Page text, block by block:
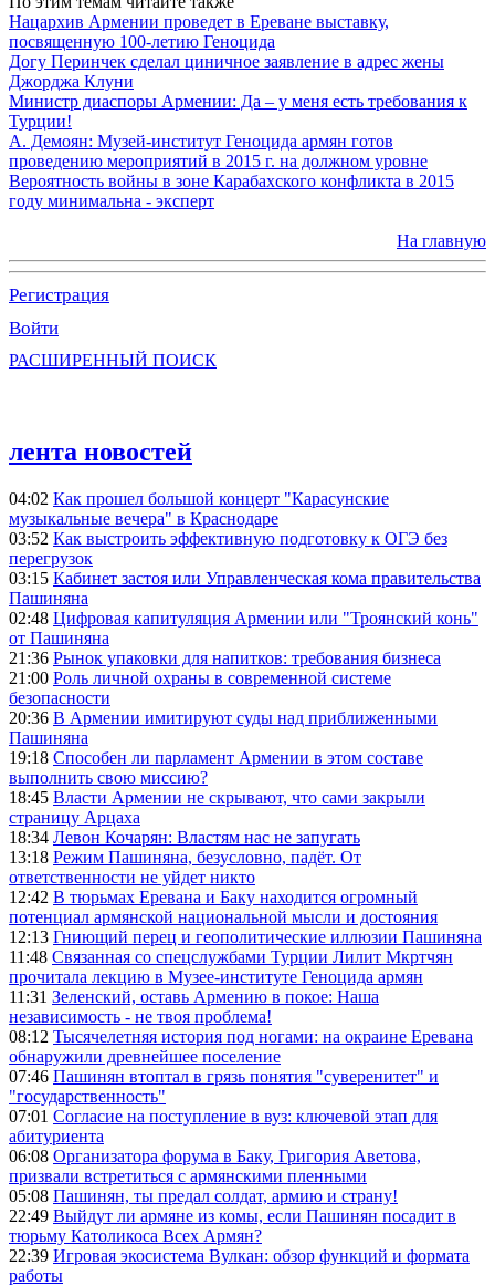
Нацархив Армении проведет в Ереване выставку,
посвященную 100-летию Геноцида
Догу Перинчек сделал циничное заявление в адрес жены
Джорджа Клуни
Министр диаспоры Армении: Да – у меня есть требования к
Турции!
А. Демоян: Музей-институт Геноцида армян готов
проведению мероприятий в 2015 г. на должном уровне
Вероятность войны в зоне Карабахского конфликта в 2015
году минимальна - эксперт
На главную
Регистрация
Войти
РАСШИРЕННЫЙ ПОИСК
лента новостей
04:02 Как прошел большой концерт "Карасунские
музыкальные вечера" в Краснодаре
03:52 Как выстроить эффективную подготовку к ОГЭ без
перегрузок
03:15 Кабинет застоя или Управленческая кома правительства
Пашиняна
02:48 Цифровая капитуляция Армении или "Троянский конь"
от Пашиняна
21:36 Рынок упаковки для напитков: требования бизнеса
21:00 Роль личной охраны в современной системе
безопасности
20:36 В Армении имитируют суды над приближенными
Пашиняна
19:18 Способен ли парламент Армении в этом составе
выполнить свою миссию?
18:45 Власти Армении не скрывают, что сами закрыли
страницу Арцаха
18:34 Левон Кочарян: Властям нас не запугать
13:18 Режим Пашиняна, безусловно, падёт. От
ответственности не уйдет никто
12:42 В тюрьмах Еревана и Баку находится огромный
потенциал армянской национальной мысли и достояния
12:13 Гниющий перец и геополитические иллюзии Пашиняна
11:48 Связанная со спецслужбами Турции Лилит Мкртчян
прочитала лекцию в Музее-институте Геноцида армян
11:31 Зеленский, оставь Армению в покое: Наша
независимость - не твоя проблема!
08:12 Тысячелетняя история под ногами: на окраине Еревана
обнаружили древнейшее поселение
07:46 Пашинян втоптал в грязь понятия "суверенитет" и
"государственность"
07:01 Согласие на поступление в вуз: ключевой этап для
абитуриента
06:08 Организатора форума в Баку, Григория Аветова,
призвали встретиться с армянскими пленными
05:08 Пашинян, ты предал солдат, армию и страну!
22:49 Выйдут ли армяне из комы, если Пашинян посадит в
тюрьму Католикоса Всех Армян?
22:39 Игровая экосистема Вулкан: обзор функций и формата
работы